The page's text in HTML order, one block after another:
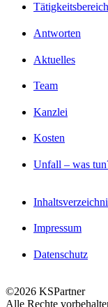
Antworten
Aktuelles
Team
Kanzlei
Kosten
Unfall – was
Impressum
Datenschutz
©2026 KSPartner
Alle Rechte